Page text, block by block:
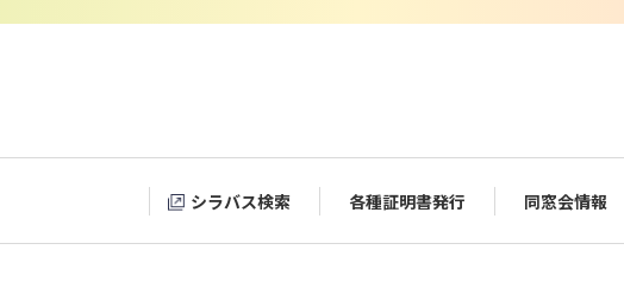
シラバス検索 各種証明書発行 同窓会情報